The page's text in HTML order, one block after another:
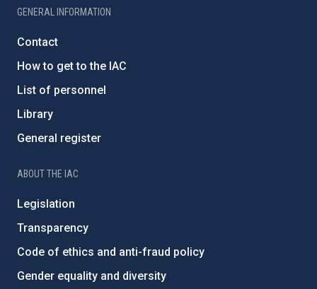
GENERAL INFORMATION
Contact
How to get to the IAC
List of personnel
Library
General register
ABOUT THE IAC
Legislation
Transparency
Code of ethics and anti-fraud policy
Gender equality and diversity